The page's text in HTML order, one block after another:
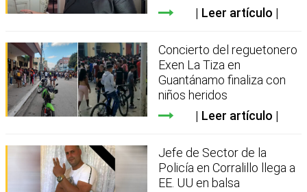
Leer artículo
Concierto del reguetonero
Exen La Tiza en
Guantánamo finaliza con
niños heridos
Leer artículo
Jefe de Sector de la
Policía en Corralillo llega a
EE. UU en balsa